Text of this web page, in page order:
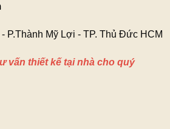
P.Thành Mỹ Lợi - TP. Thủ Đức HCM
vấn thiết kế tại nhà cho quý